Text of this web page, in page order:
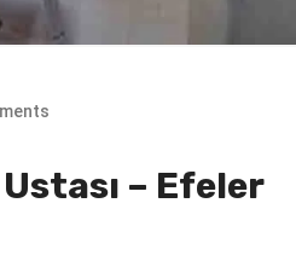
Ustası – Efeler